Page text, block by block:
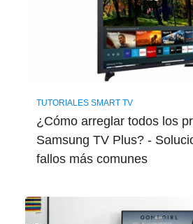
TUTORIALES SMART TV
¿Cómo arreglar todos los
Samsung TV Plus? -
fallos más comunes